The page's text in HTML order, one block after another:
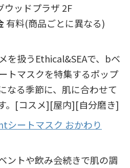
ウッドプラザ 2F
有料(商品ごとに異なる)
を扱うEthical&SEAで、bベ
トマスクを特集するポップ
なる季節に、肌に合わせて
。[コスメ][屋内][自分磨き]
シートマスク おかわり
ントや飲み会続きで肌の調